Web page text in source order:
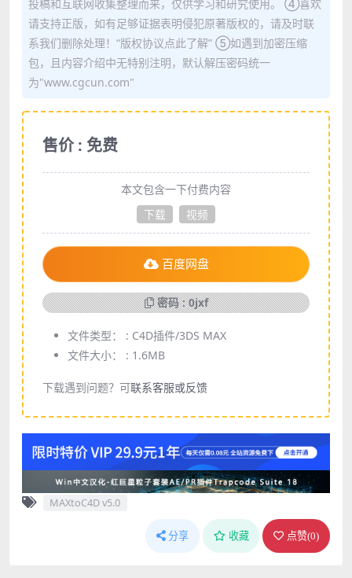
投稿和互联网收集整理而来，仅供学习和研究使用。 ④喜欢
请支持正版，如有足够证据表明侵犯原著版权的，请及时联
系我们删除处理！“版权协议点此了解” ⑤如遇到加密压缩
包，且内容介绍中无特别注明，默认解压密码统一
为"www.cgcun.com"
售价 : 免费
本文包含一下付费内容
下载
视频
百度网盘
密码 : 0jxf
文件类型： : C4D插件/3DS MAX
文件大小： : 1.6MB
下载遇到问题？可联系客服或反馈
MAXtoC4D v5.0
分享 收藏 点赞(0)